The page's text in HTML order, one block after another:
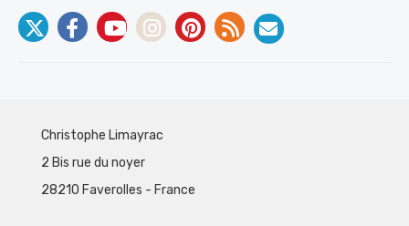
Christophe Limayrac
2 Bis rue du noyer
28210 Faverolles - France